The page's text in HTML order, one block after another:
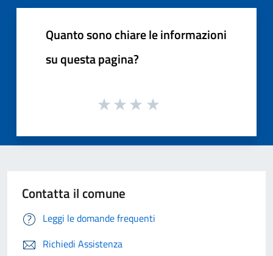
Quanto sono chiare le informazioni
su questa pagina?
Contatta il comune
Leggi le domande frequenti
Richiedi Assistenza